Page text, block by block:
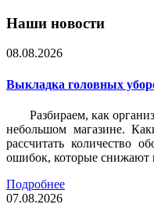
Наши новости
08.08.2026
Выкладка головных
Разбираем, как
небольшом магазине.
рассчитать количество
ошибок, которые снижают
Подробнее
07.08.2026